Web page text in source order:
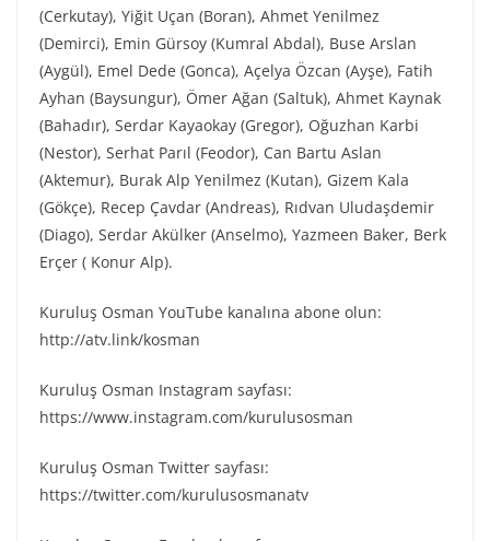
(Cerkutay), Yiğit Uçan (Boran), Ahmet Yenilmez
(Demirci), Emin Gürsoy (Kumral Abdal), Buse Arslan
(Aygül), Emel Dede (Gonca), Açelya Özcan (Ayşe), Fatih
Ayhan (Baysungur), Ömer Ağan (Saltuk), Ahmet Kaynak
(Bahadır), Serdar Kayaokay (Gregor), Oğuzhan Karbi
(Nestor), Serhat Parıl (Feodor), Can Bartu Aslan
(Aktemur), Burak Alp Yenilmez (Kutan), Gizem Kala
(Gökçe), Recep Çavdar (Andreas), Rıdvan Uludaşdemir
(Diago), Serdar Akülker (Anselmo), Yazmeen Baker, Berk
Erçer ( Konur Alp).
Kuruluş Osman YouTube kanalına abone olun:
http://atv.link/kosman
Kuruluş Osman Instagram sayfası:
https://www.instagram.com/kurulusosman
Kuruluş Osman Twitter sayfası:
https://twitter.com/kurulusosmanatv